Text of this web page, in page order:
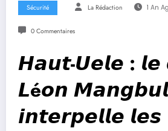
Sécurité La Rédaction 1 An
0 Commentaires
𝙃𝙖𝙪𝙩-𝙐𝙚𝙡𝙚 :
𝙇é𝙤𝙣
𝙞𝙣𝙩𝙚𝙧𝙥𝙚𝙡𝙡𝙚 𝙡𝙚𝙨